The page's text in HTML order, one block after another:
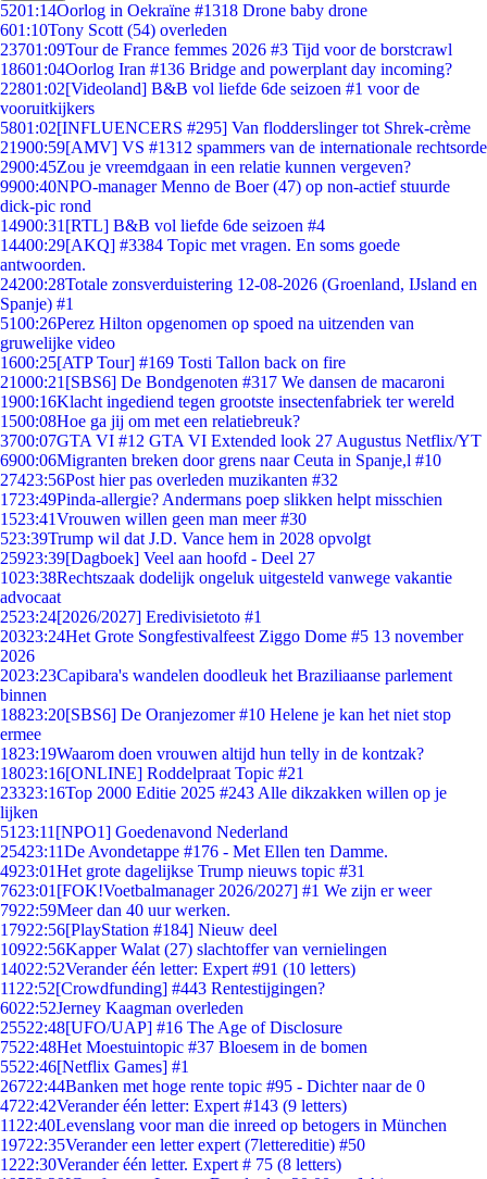
5201:14Oorlog in Oekraïne #1318 Drone baby drone
601:10Tony Scott (54) overleden
23701:09Tour de France femmes 2026 #3 Tijd voor de borstcrawl
18601:04Oorlog Iran #136 Bridge and powerplant day incoming?
22801:02[Videoland] B&B vol liefde 6de seizoen #1 voor de
vooruitkijkers
5801:02[INFLUENCERS #295] Van flodderslinger tot Shrek-crème
21900:59[AMV] VS #1312 spammers van de internationale rechtsorde
2900:45Zou je vreemdgaan in een relatie kunnen vergeven?
9900:40NPO-manager Menno de Boer (47) op non-actief stuurde
dick-pic rond
14900:31 [RTL] B&B vol liefde 6de seizoen #4
14400:29[AKQ] #3384 Topic met vragen. En soms goede
antwoorden.
24200:28Totale zonsverduistering 12-08-2026 (Groenland, IJsland en
Spanje) #1
5100:26Perez Hilton opgenomen op spoed na uitzenden van
gruwelijke video
1600:25[ATP Tour] #169 Tosti Tallon back on fire
21000:21 [SBS6] De Bondgenoten #317 We dansen de macaroni
1900:16Klacht ingediend tegen grootste insectenfabriek ter wereld
1500:08Hoe ga jij om met een relatiebreuk?
3700:07GTA VI #12 GTA VI Extended look 27 Augustus Netflix/YT
6900:06Migranten breken door grens naar Ceuta in Spanje,l #10
27423:56Post hier pas overleden muzikanten #32
1723:49Pinda-allergie? Andermans poep slikken helpt misschien
1523:41Vrouwen willen geen man meer #30
523:39Trump wil dat J.D. Vance hem in 2028 opvolgt
25923:39[Dagboek] Veel aan hoofd - Deel 27
1023:38Rechtszaak dodelijk ongeluk uitgesteld vanwege vakantie
advocaat
2523:24[2026/2027] Eredivisietoto #1
20323:24Het Grote Songfestivalfeest Ziggo Dome #5 13 november
2026
2023:23Capibara's wandelen doodleuk het Braziliaanse parlement
binnen
18823:20[SBS6] De Oranjezomer #10 Helene je kan het niet stop
ermee
1823:19Waarom doen vrouwen altijd hun telly in de kontzak?
18023:16[ONLINE] Roddelpraat Topic #21
23323:16Top 2000 Editie 2025 #243 Alle dikzakken willen op je
lijken
51 23:11 [NPO1] Goedenavond Nederland
25423:11De Avondetappe #176 - Met Ellen ten Damme.
4923:01Het grote dagelijkse Trump nieuws topic #31
7623:01 [FOK!Voetbalmanager 2026/2027] #1 We zijn er weer
7922:59Meer dan 40 uur werken.
17922:56[PlayStation #184] Nieuw deel
10922:56Kapper Walat (27) slachtoffer van vernielingen
14022:52Verander één letter: Expert #91 (10 letters)
11 22:52[Crowdfunding] #443 Rentestijgingen?
6022:52Jerney Kaagman overleden
25522:48[UFO/UAP] #16 The Age of Disclosure
7522:48Het Moestuintopic #37 Bloesem in de bomen
5522:46[Netflix Games] #1
26722:44Banken met hoge rente topic #95 - Dichter naar de 0
4722:42Verander één letter: Expert #143 (9 letters)
11 22:40Levenslang voor man die inreed op betogers in München
19722:35Verander een letter expert (7lettereditie) #50
1222:30Verander één letter. Expert # 75 (8 letters)